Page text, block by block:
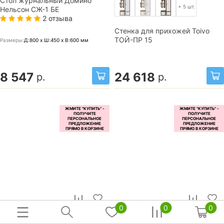
Нельсон СЖ-1 БЕ
2 отзыва
Размеры:Д:800 x Ш:450 x В:600 мм
8 547 р.
+ 5 шт.
Стенка для прихожей Toivo
ТОЙ-ПР 15
24 618 р.
0 0 0